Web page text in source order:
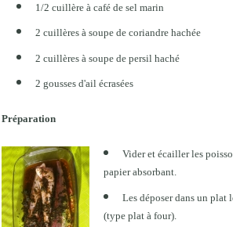
1/2 cuillère à café de sel marin
2 cuillères à soupe de coriandre hachée
2 cuillères à soupe de persil haché
2 gousses d'ail écrasées
Préparation
Vider et écailler les
papier absorbant.
Les déposer dans un plat
(type plat à four).